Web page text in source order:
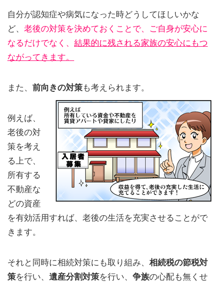
自分が認知症や病気になった時どうしてほしいかな
ど、 老後の対策を決めておくことで、ご自身が安心に
なるだけでなく、 結果的に残される家族の安心にもつ
ながってきます。
また、 前向きの対策も考えられます。
例えば、
老後の対
策を考え
る上で、
所有する
不動産な
どの資産
を有効活用すれば、老後の生活を充実させることがで
きます。
それと同時に相続対策にも取り組み、 相続税の節税対
策を行い、 遺産分割対策を行い、 争族の心配も無くせ